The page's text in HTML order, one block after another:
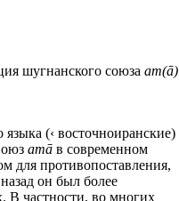
шугнанского союза ат(ā)
(‹ восточноиранские)
атā в современном
для противопоставления,
он был более
В частности, во многих